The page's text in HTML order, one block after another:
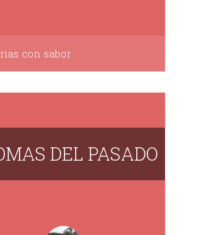
con sabor
DEL PASADO